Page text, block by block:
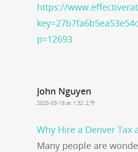
https://
p=12693
John Nguyen
2025-03-18 at 1:32 上午
Why Hire a Denver Tax
Many people are